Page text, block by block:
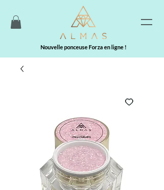
Nouvelle ponceuse Forza en ligne !